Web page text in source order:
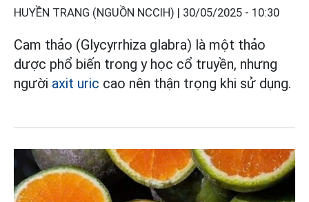
HUYỀN TRANG (NGUỒN NCCIH) | 30/05/2025 - 10:30
Cam thảo (Glycyrrhiza glabra) là một thảo
dược phổ biến trong y học cổ truyền, nhưng
người axit uric cao nên thận trọng khi sử dụng.